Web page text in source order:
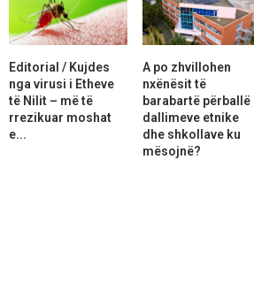
Editorial / Kujdes
nga virusi i Etheve
të Nilit – më të
rrezikuar moshat
e...
A po zhvillohen
nxënësit të
barabartë përballë
dallimeve etnike
dhe shkollave ku
mësojnë?